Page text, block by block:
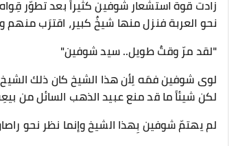
زادت قوة استشعار شوفين كثيراً بعد تطوّر
نحو العربة فنزل منها شيخٌ كبير، اقترَب
"لقد مرّ وقتٌ طويل.. سيد شوفين"
لوى شوفين فمَه لِأن هذا الشيخ كان ذلك
لكن شيئاً ما قد منع عبيد الذهب السائل من
لم يهتمّ شوفين بِهذا الشيخ وإنما نظر نحو